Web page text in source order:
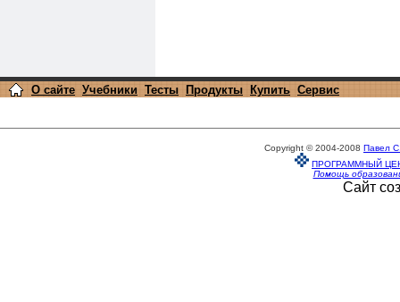
О сайте Учебники Тесты Продукты Купить Сервис
Copyright © 2004-2008 Павел
ПРОГРАММНЫЙ
Помощь
Сайт